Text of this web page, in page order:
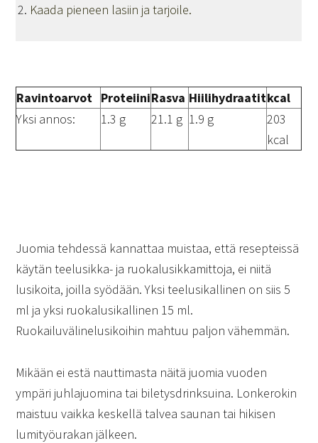
Kaada pieneen lasiin ja tarjoile.
Ravintoarvot ProteiiniRasva Hiilihydraatitkcal
Yksi annos:
1.3 g 21.1 g 1.9 g
203
kcal
Juomia tehdessä kannattaa muistaa, että resepteissä
käytän teelusikka- ja ruokalusikkamittoja, ei niitä
lusikoita, joilla syödään. Yksi teelusikallinen on siis 5
ml ja yksi ruokalusikallinen 15 ml.
Ruokailuvälinelusikoihin mahtuu paljon vähemmän.
Mikään ei estä nauttimasta näitä juomia vuoden
ympäri juhlajuomina tai biletysdrinksuina. Lonkerokin
maistuu vaikka keskellä talvea saunan tai hikisen
lumityöurakan jälkeen.